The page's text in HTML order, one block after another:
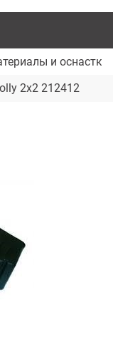
и оснастка
2х2 212412